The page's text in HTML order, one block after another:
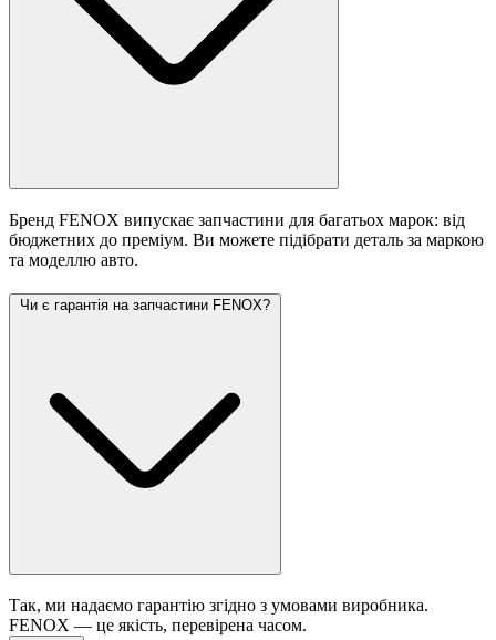
Бренд FENOX випускає запчастини для багатьох марок: від
бюджетних до преміум. Ви можете підібрати деталь за маркою
та моделлю авто.
Чи є гарантія на запчастини FENOX?
Так, ми надаємо гарантію згідно з умовами виробника.
FENOX — це якість, перевірена часом.